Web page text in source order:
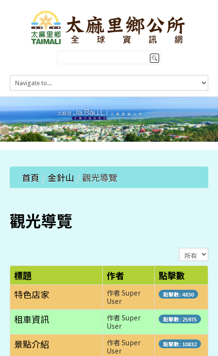
HOME
訊息公告
本鄉簡介
公所介紹
觀光導覽
便民服務
首頁 /金針山 /觀光導覽
觀光導覽
顯
示
數
目
標題 作者
點擊數
特色店家
作者 Super
User
點擊數: 4830
租車資訊
作者 Super
User
點擊數: 25975
景點介紹
作者 Super
User
點擊數: 10832